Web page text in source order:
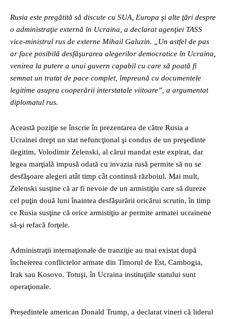
Rusia este pregătită să discute cu SUA, Europa şi alte ţări despre
o administraţie externă în Ucraina, a declarat agenţiei TASS
vice-ministrul rus de externe Mihail Galuzin. „Un astfel de pas
ar face posibilă desfăşurarea alegerilor democratice în Ucraina,
venirea la putere a unui guvern capabil cu care să poată fi
semnat un tratat de pace complet, împreună cu documentele
legitime asupra cooperării interstatale viitoare”, a argumentat
diplomatul rus.
Această poziţie se înscrie în prezentarea de către Rusia a
Ucrainei drept un stat nefuncţional şi condus de un preşedinte
ilegitim, Volodimir Zelenski, al cărui mandat este expirat, dar
legea marţială impusă odată cu invazia rusă permite să nu se
desfăşoare alegeri atât timp cât continuă războiul. Mai mult,
Zelenski susţine că ar fi nevoie de un armistiţiu care să dureze
cel puţin două luni înaintea desfăşurării oricărui scrutin, în timp
ce Rusia susţine că orice armistiţiu ar permite armatei ucrainene
să-şi refacă forţele.
Administraţii internaţionale de tranziţie au mai existat după
încheierea conflictelor armate din Timorul de Est, Cambogia,
Irak sau Kosovo. Totuşi, în Ucraina instituţiile statului sunt
operaţionale.
Președintele american Donald Trump, a declarat vineri că liderul